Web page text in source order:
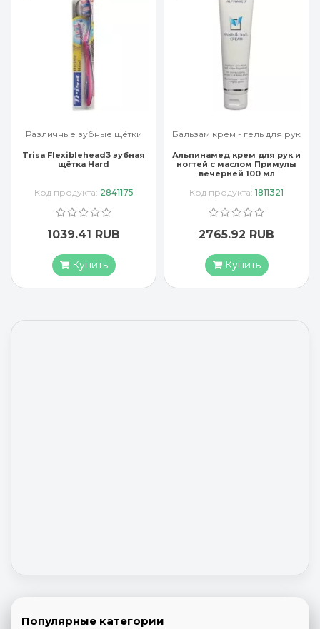
Различные зубные щётки
Trisa Flexiblehead3 зубная
щётка Hard
Код продукта: 2841175
1039.41 RUB
Купить
Бальзам крем - гель для рук
Альпинамед крем для рук и
ногтей с маслом Примулы
вечерней 100 мл
Код продукта: 1811321
2765.92 RUB
Купить
Популярные категории